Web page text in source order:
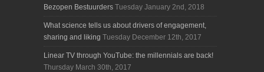
Bezopen Bestuurders Tuesday January 2nd, 2018
What science tells us about drivers of engagement,
sharing and liking Tuesday December 12th, 2017
Linear TV through YouTube: the millennials are back!
Thursday March 30th, 2017